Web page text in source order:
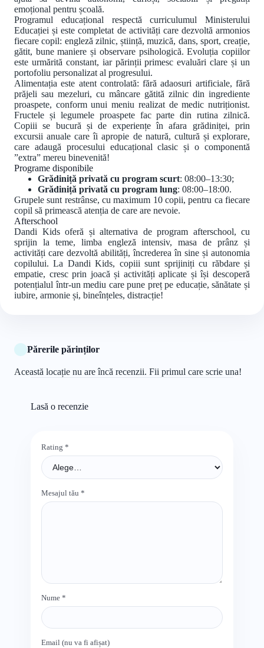
emoțional pentru școală.
Programul educațional respectă curriculumul Ministerului
Educației și este completat de activități care dezvoltă armonios
fiecare copil: engleză zilnic, știință, muzică, dans, sport, creație,
gătit, bune maniere și observare psihologică. Evoluția copiilor
este urmărită constant, iar părinții primesc evaluări clare și un
portofoliu personalizat al progresului.
Alimentația este atent controlată: fără adaosuri artificiale, fără
prăjeli sau mezeluri, cu mâncare gătită zilnic din ingrediente
proaspete, conform unui meniu realizat de medic nutriționist.
Fructele și legumele proaspete fac parte din rutina zilnică.
Copiii se bucură și de experiențe în afara grădiniței, prin
excursii anuale care îi apropie de natură, cultură și explorare,
care adaugă procesului educațional clasic și o componentă
”extra” mereu binevenită!
Programe disponibile
Grădiniță privată cu program scurt: 08:00–13:30;
Grădiniță privată cu program lung: 08:00–18:00.
Grupele sunt restrânse, cu maximum 10 copii, pentru ca fiecare
copil să primească atenția de care are nevoie.
Afterschool
Dandi Kids oferă și alternativa de program afterschool, cu
sprijin la teme, limba engleză intensiv, masa de prânz și
activități care dezvoltă abilități, încrederea în sine și autonomia
copilului. La Dandi Kids, copiii sunt sprijiniți cu răbdare și
empatie, cresc prin joacă și activități aplicate și își descoperă
potențialul într-un mediu care pune preț pe educație, sănătate și
iubire, armonie și, bineînțeles, distracție!
Părerile părinților
Această locație nu are încă recenzii. Fii primul care scrie una!
Lasă o recenzie
Rating *
Mesajul tău *
Nume *
Email (nu va fi afișat)